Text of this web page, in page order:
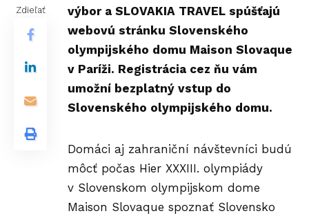
Zdieľať
výbor a SLOVAKIA TRAVEL spúšťajú
webovú stránku Slovenského
olympijského domu Maison Slovaque
v Paríži. Registrácia cez ňu vám
umožní bezplatný vstup do
Slovenského olympijského domu.
Domáci aj zahraniční návštevníci budú
môcť počas Hier XXXIII. olympiády
v Slovenskom olympijskom dome
Maison Slovaque spoznať Slovensko